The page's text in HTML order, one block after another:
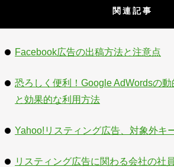
関連記事
Facebook広告の出稿方法と注意点
恐ろしく便利！Google AdWordsの
と効果的な利用方法
Yahoo!リスティング広告、対象外キ
リスティング広告に関わる会社の社